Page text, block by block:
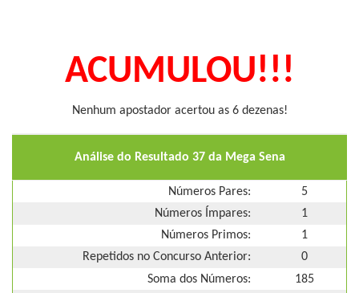
ACUMULOU!!!
Nenhum apostador acertou as 6 dezenas!
Análise do Resultado 37 da Mega Sena
Números Pares:
5
Números Ímpares:
1
Números Primos:
1
Repetidos no Concurso Anterior:
0
Soma dos Números:
185